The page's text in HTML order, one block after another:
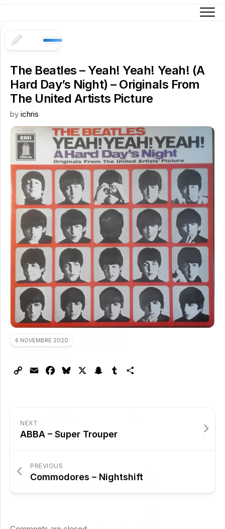
content
The Beatles – Yeah! Yeah! Yeah! (A
Hard Day’s Night) – Originals From
The United Artists Picture
by ichris
6 NOVEMBRE 2020
Copy Email FacebookBluesky Snapchat
Tumblr
NEXT
ABBA – Super Trouper
PREVIOUS
Commodores – Nightshift